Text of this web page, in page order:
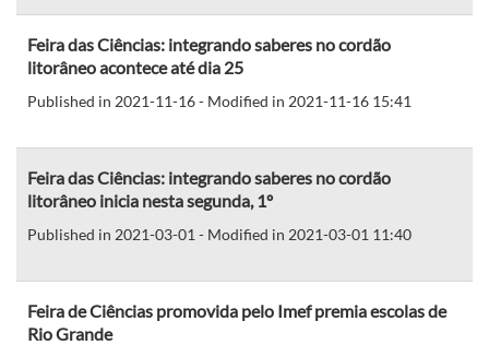
Feira das Ciências: integrando saberes no cordão
litorâneo acontece até dia 25
Published in 2021-11-16 - Modified in 2021-11-16 15:41
Feira das Ciências: integrando saberes no cordão
litorâneo inicia nesta segunda, 1º
Published in 2021-03-01 - Modified in 2021-03-01 11:40
Feira de Ciências promovida pelo Imef premia escolas de
Rio Grande